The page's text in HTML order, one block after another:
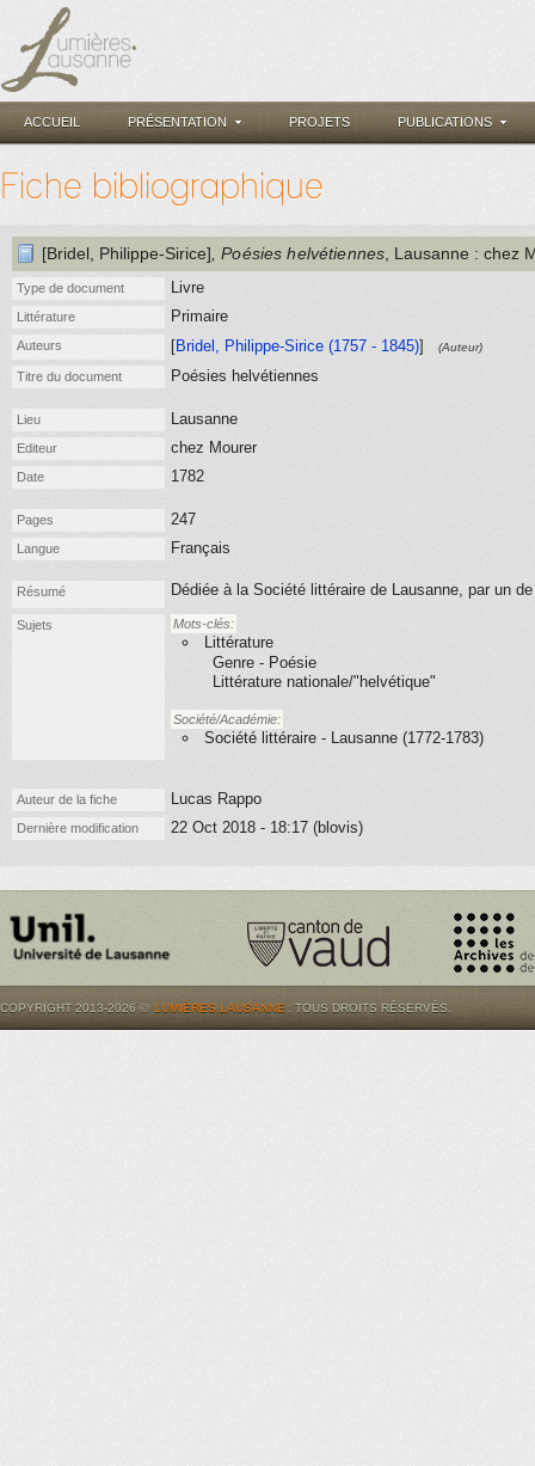
ACCUEIL PRÉSENTATION PROJETS PUBLICATIONS
Fiche bibliographique
[Bridel, Philippe-Sirice] , Poésies helvétiennes , Lausanne : chez
Type de document Livre
Littérature Primaire
Auteurs [Bridel, Philippe-Sirice (1757 - 1845)] (Auteur)
Titre du document Poésies helvétiennes
Lieu Lausanne
Editeur chez Mourer
Date 1782
Pages 247
Langue Français
Résumé Dédiée à la Société littéraire de Lausanne, par un
Sujets Mots-clés:
Littérature
Genre - Poésie
Littérature nationale/"helvétique"
Société/Académie:
Société littéraire - Lausanne (1772-1783)
Auteur de la fiche Lucas Rappo
Dernière modification 22 Oct 2018 - 18:17 (blovis)
COPYRIGHT 2013-2026 © LUMIÈRES.LAUSANNE . TOUS DROITS RÉSERVÉS.